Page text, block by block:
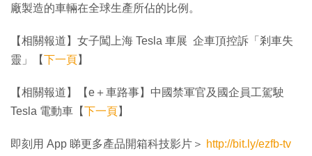
廠製造的車輛在全球生產所佔的比例。
【相關報道】女子闖上海 Tesla 車展 企車頂控訴「剎車失
靈」【下一頁】
【相關報道】【e＋車路事】中國禁軍官及國企員工駕駛
Tesla 電動車【下一頁】
即刻用 App 睇更多產品開箱科技影片＞ http://bit.ly/ezfb-tv